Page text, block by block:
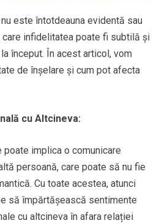
este întotdeauna evidentă sau
infidelitatea poate fi subtilă și
început. În acest articol, vom
de înșelare și cum pot afecta
cu Altcineva:
implica o comunicare
persoană, care poate să nu fie
Cu toate acestea, atunci
să împărtășească sentimente
cu altcineva în afara relației